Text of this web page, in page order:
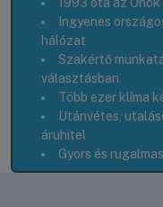
Ingyenes
hálózat
Szakértő
választásban
Több ezer klíma
Utánvétes,
áruhitel
Gyors és